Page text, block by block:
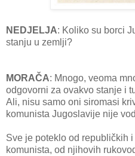
NEDJELJA: Koliko su borci
stanju u zemlji?
MORAČA: Mnogo, veoma
odgovorni za ovakvo stanje i
Ali, nisu samo oni siromasi
komunista Jugoslavije nije
Sve je poteklo od republičkih
komunista, od njihovih